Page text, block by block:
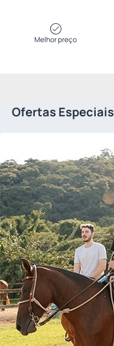
Melhor preço
Ofertas Especiais